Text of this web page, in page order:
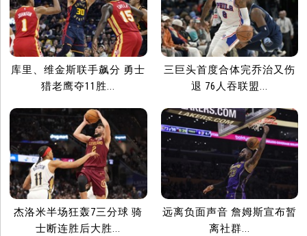
库里、维金斯联手飙分 勇士
猎老鹰夺11胜...
三巨头首度合体完乔治又伤
退 76人吞联盟...
杰洛米半场狂轰7三分球 骑
士断连胜后大胜...
远离负面声音 詹姆斯宣布暂
离社群...